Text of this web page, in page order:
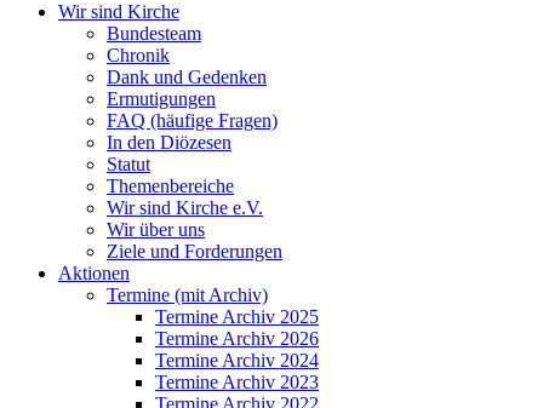
Wir sind Kirche
Bundesteam
Chronik
Dank und Gedenken
Ermutigungen
FAQ (häufige Fragen)
In den Diözesen
Statut
Themenbereiche
Wir sind Kirche e.V.
Wir über uns
Ziele und Forderungen
Aktionen
Termine (mit Archiv)
Termine Archiv 2025
Termine Archiv 2026
Termine Archiv 2024
Termine Archiv 2023
Termine Archiv 2022